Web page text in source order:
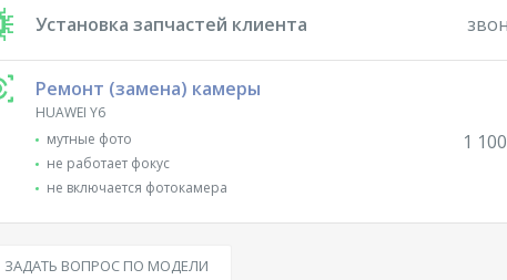
Установка запчастей клиента
Ремонт (замена) камеры
HUAWEI Y6
мутные фото
не работает фокус
не включается фотокамера
1
ЗАДАТЬ ВОПРОС ПО МОДЕЛИ